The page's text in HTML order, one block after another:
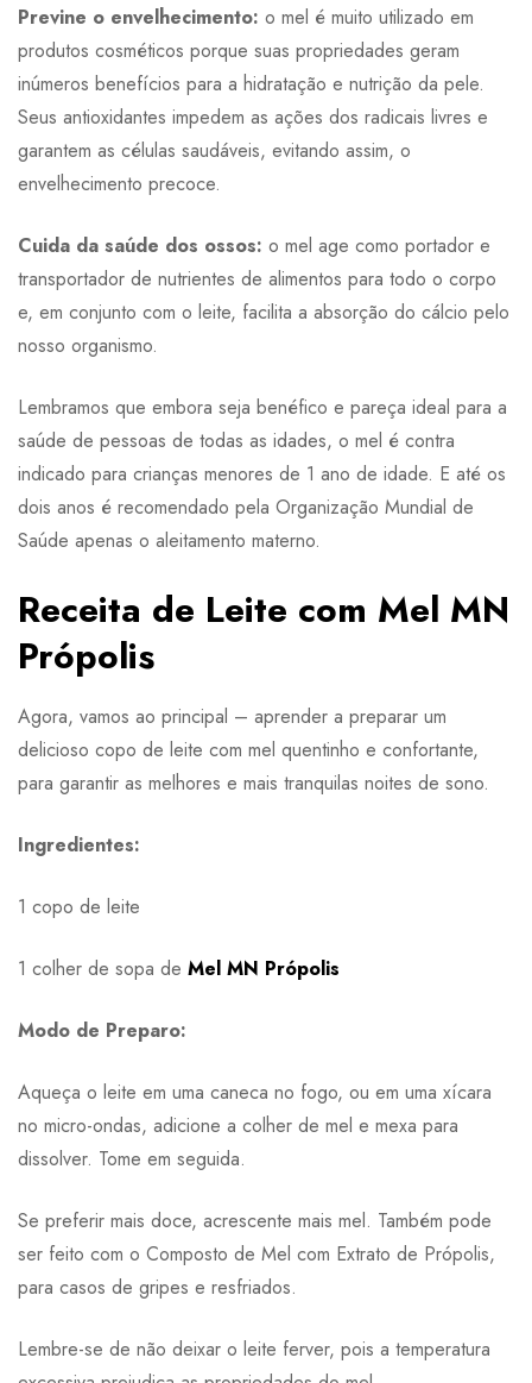
Previne o envelhecimento: o mel é muito utilizado em
produtos cosméticos porque suas propriedades geram
inúmeros benefícios para a hidratação e nutrição da pele.
Seus antioxidantes impedem as ações dos radicais livres e
garantem as células saudáveis, evitando assim, o
envelhecimento precoce.
Cuida da saúde dos ossos: o mel age como portador e
transportador de nutrientes de alimentos para todo o corpo
e, em conjunto com o leite, facilita a absorção do cálcio pelo
nosso organismo.
Lembramos que embora seja benéfico e pareça ideal para a
saúde de pessoas de todas as idades, o mel é contra
indicado para crianças menores de 1 ano de idade. E até os
dois anos é recomendado pela Organização Mundial de
Saúde apenas o aleitamento materno.
Receita de Leite com Mel MN
Própolis
Agora, vamos ao principal – aprender a preparar um
delicioso copo de leite com mel quentinho e confortante,
para garantir as melhores e mais tranquilas noites de sono.
Ingredientes:
1 copo de leite
1 colher de sopa de Mel MN Própolis
Modo de Preparo:
Aqueça o leite em uma caneca no fogo, ou em uma xícara
no micro-ondas, adicione a colher de mel e mexa para
dissolver. Tome em seguida.
Se preferir mais doce, acrescente mais mel. Também pode
ser feito com o Composto de Mel com Extrato de Própolis,
para casos de gripes e resfriados.
Lembre-se de não deixar o leite ferver, pois a temperatura